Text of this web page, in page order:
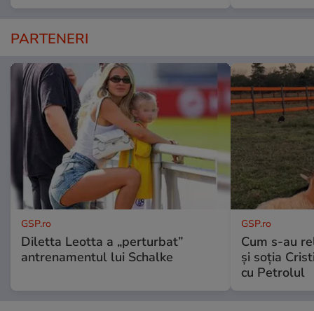
PARTENERI
GSP.ro
Diletta Leotta a „perturbat”
antrenamentul lui Schalke
GSP.ro
Cum s-au
și soția
cu Petrolul